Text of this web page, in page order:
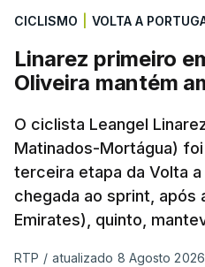
CICLISMO VOLTA A
Linarez primeiro
Oliveira mantém
O ciclista Leangel
Matinados-Mortágua)
terceira etapa da Volta
chegada ao sprint, após
Emirates), quinto,
RTP / atualizado 8 Agosto